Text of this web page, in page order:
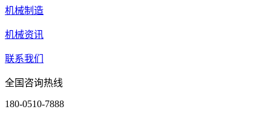
机械制造
机械资讯
联系我们
全国咨询热线
180-0510-7888